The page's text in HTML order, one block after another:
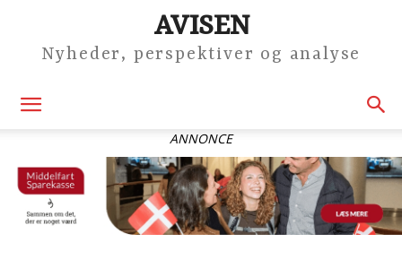
AVISEN
Nyheder, perspektiver og analyse
ANNONCE